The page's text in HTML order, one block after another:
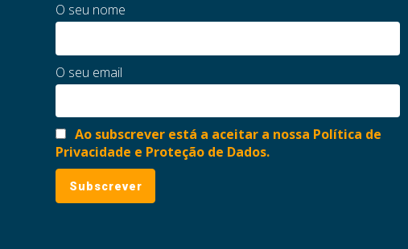
O seu nome
O seu email
Ao subscrever está a aceitar a nossa Política de
Privacidade e Proteção de Dados.